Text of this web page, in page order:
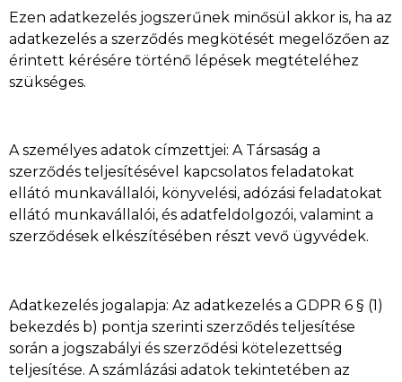
Ezen adatkezelés jogszerűnek minősül akkor is, ha az
adatkezelés a szerződés megkötését megelőzően az
érintett kérésére történő lépések megtételéhez
szükséges.
A személyes adatok címzettjei: A Társaság a
szerződés teljesítésével kapcsolatos feladatokat
ellátó munkavállalói, könyvelési, adózási feladatokat
ellátó munkavállalói, és adatfeldolgozói, valamint a
szerződések elkészítésében részt vevő ügyvédek.
Adatkezelés jogalapja: Az adatkezelés a GDPR 6 § (1)
bekezdés b) pontja szerinti szerződés teljesítése
során a jogszabályi és szerződési kötelezettség
teljesítése. A számlázási adatok tekintetében az